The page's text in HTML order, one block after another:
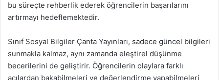
bu süreçte rehberlik ederek öğrencilerin başarılarını
artırmayı hedeflemektedir.
Sınıf Sosyal Bilgiler Çanta Yayınları, sadece güncel bilgileri
sunmakla kalmaz, aynı zamanda eleştirel düşünme
becerilerini de geliştirir. Öğrencilerin olaylara farklı
açılardan bakabilmeleri ve değerlendirme yapabilmeleri